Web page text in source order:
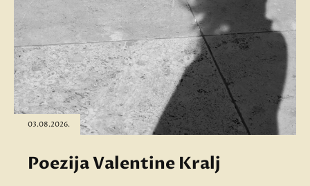
03.08.2026.
Poezija Valentine Kralj